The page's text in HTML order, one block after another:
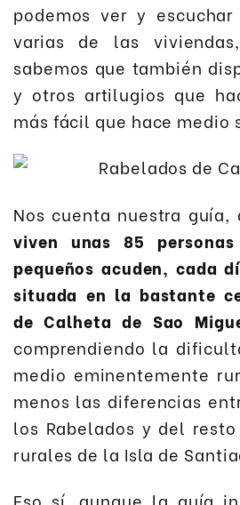
podemos ver y
varias de las
sabemos que también
y otros artilugios que
más fácil que hace medio
Nos cuenta nuestra guía,
viven unas 85
pequeños acuden, cada
situada en la bastante
de Calheta de Sao
comprendiendo la
medio eminentemente
menos las diferencias
los Rabelados y del
rurales de la Isla de